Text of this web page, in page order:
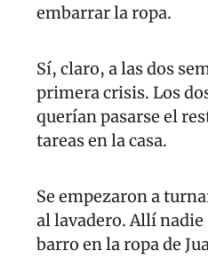
embarrar la ropa.
Sí, claro, a las dos
primera crisis. Los
querían pasarse el
tareas en la casa.
Se empezaron a
al lavadero. Allí nadie
barro en la ropa de